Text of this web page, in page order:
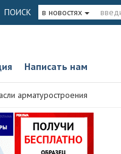
ПОИСК в новостях
Написать нам
арматуростроения